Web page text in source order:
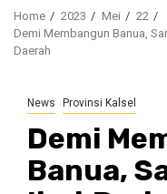
Home 2023 Mei
22
Demi Membangun Banua,
Daerah
News Provinsi Kalsel
Demi
Banua,